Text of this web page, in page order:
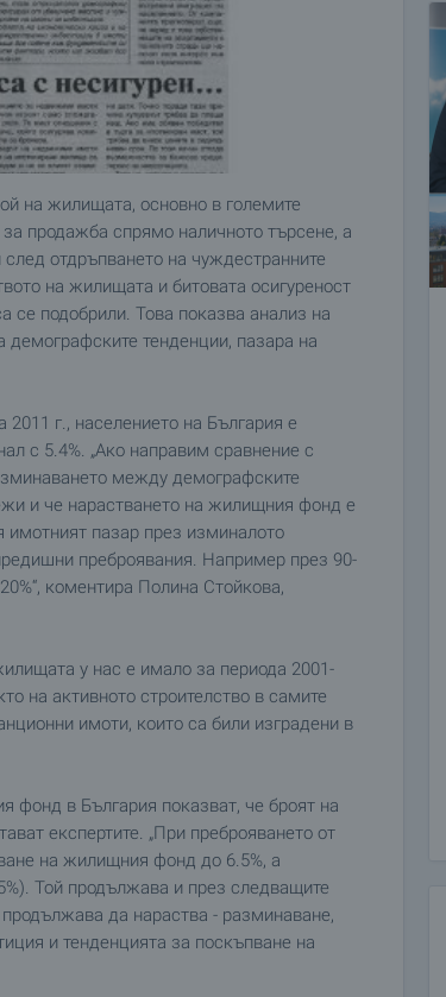
на жилищата, основно в големите
продажба спрямо наличното търсене, а
отдръпването на чуждестранните
на жилищата и битовата осигуреност
се подобрили. Това показва анализ на
демографските тенденции, пазара на
г., населението на България е
с 5.4%. „Ако направим сравнение с
между демографските
и че нарастването на жилищния фонд е
пазар през изминалото
преброявания. Например през 90-
коментира Полина Стойкова,
у нас е имало за периода 2001-
на активното строителство в самите
имоти, които са били изградени в
фонд в България показват, че броят на
експертите. „При преброяването от
на жилищния фонд до 6.5%, а
Той продължава и през следващите
да нараства - разминаване,
и тенденцията за поскъпване на